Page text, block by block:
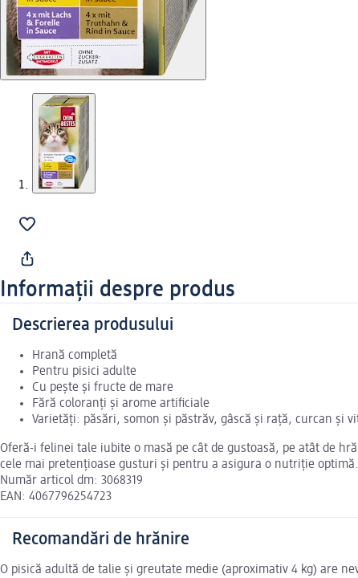
Informații despre produs
Descrierea produsului
Hrană completă
Pentru pisici adulte
Cu pește și fructe de mare
Fără coloranți și arome artificiale
Varietăți: păsări, somon și păstrăv, gâscă și rață, curcan și
Oferă-i felinei tale iubite o masă pe cât de gustoasă, pe atât de
cele mai pretențioase gusturi și pentru a asigura o nutriție optimă.
Număr articol dm: 3068319
EAN: 4067796254723
Recomandări de hrănire
O pisică adultă de talie și greutate medie (aproximativ 4 kg) are